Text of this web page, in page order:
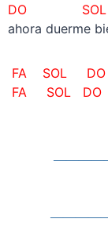
DO SOL
ahora duerme
FA SOL DO
FA SOL DO